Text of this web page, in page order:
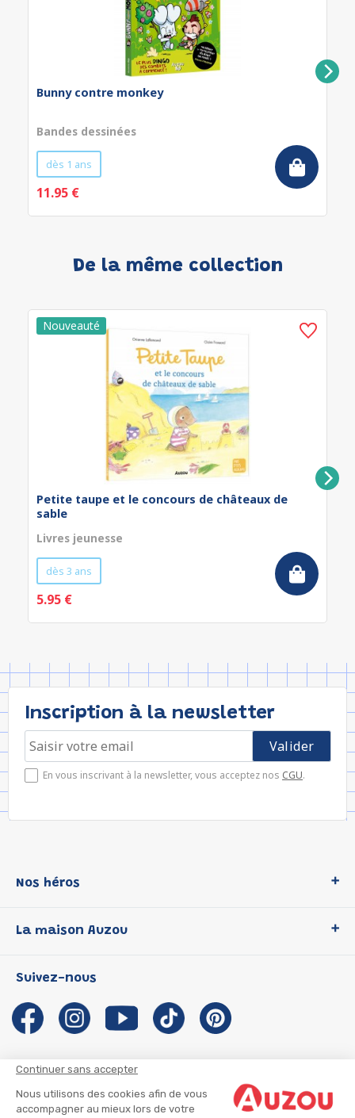
Continuer sans accepter
Nous utilisons des cookies afin de vous
accompagner au mieux lors de votre
Bunny contre monkey
Bandes dessinées
dès 1 ans
11.95 €
De la même collection
Petite taupe et le concours de châteaux de
sable
Livres jeunesse
dès 3 ans
5.95 €
Inscription à la newsletter
En vous inscrivant à la newsletter, vous acceptez nos CGU.
Nos héros
P'tit Loup
Les Influenceuses
Migali
Petite Taupe
La maison Auzou
Notre histoire
Auzou s'engage
Auteurs et illustrateurs Auzou
Suivre mon colis
Suivez-nous
CGU